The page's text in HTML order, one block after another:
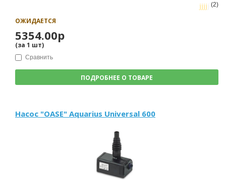
(2)
ОЖИДАЕТСЯ
5354.00р
(за 1 шт)
Сравнить
ПОДРОБНЕЕ О ТОВАРЕ
Насос "OASE" Aquarius Universal 600